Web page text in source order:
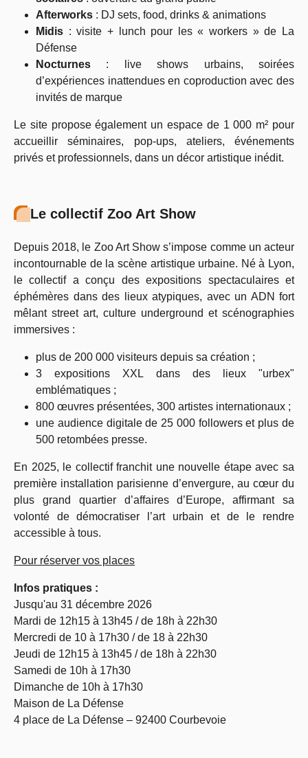
Afterworks : DJ sets, food, drinks & animations
Midis : visite + lunch pour les « workers » de La
Défense
Nocturnes : live shows urbains, soirées
d’expériences inattendues en coproduction avec des
invités de marque
Le site propose également un espace de 1 000 m² pour
accueillir séminaires, pop-ups, ateliers, événements
privés et professionnels, dans un décor artistique inédit.
Le collectif Zoo Art Show
Depuis 2018, le Zoo Art Show s’impose comme un acteur
incontournable de la scène artistique urbaine. Né à Lyon,
le collectif a conçu des expositions spectaculaires et
éphémères dans des lieux atypiques, avec un ADN fort
mêlant street art, culture underground et scénographies
immersives :
plus de 200 000 visiteurs depuis sa création ;
3 expositions XXL dans des lieux "urbex"
emblématiques ;
800 œuvres présentées, 300 artistes internationaux ;
une audience digitale de 25 000 followers et plus de
500 retombées presse.
En 2025, le collectif franchit une nouvelle étape avec sa
première installation parisienne d’envergure, au cœur du
plus grand quartier d’affaires d’Europe, affirmant sa
volonté de démocratiser l’art urbain et de le rendre
accessible à tous.
Pour réserver vos places
Infos pratiques :
Jusqu'au 31 décembre 2026
Mardi de 12h15 à 13h45 / de 18h à 22h30
Mercredi de 10 à 17h30 / de 18 à 22h30
Jeudi de 12h15 à 13h45 / de 18h à 22h30
Samedi de 10h à 17h30
Dimanche de 10h à 17h30
Maison de La Défense
4 place de La Défense – 92400 Courbevoie